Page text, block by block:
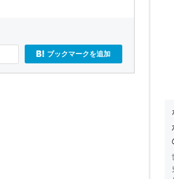
ブックマークを追加